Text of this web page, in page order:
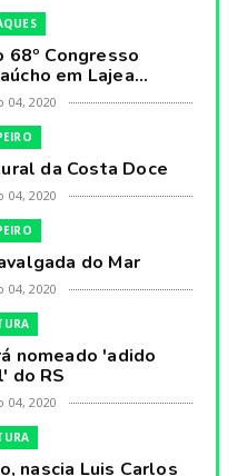
68º Congresso
em Lajea...
04, 2020
da Costa Doce
04, 2020
do Mar
04, 2020
nomeado 'adido
do RS
04, 2020
nascia Luis Carlos